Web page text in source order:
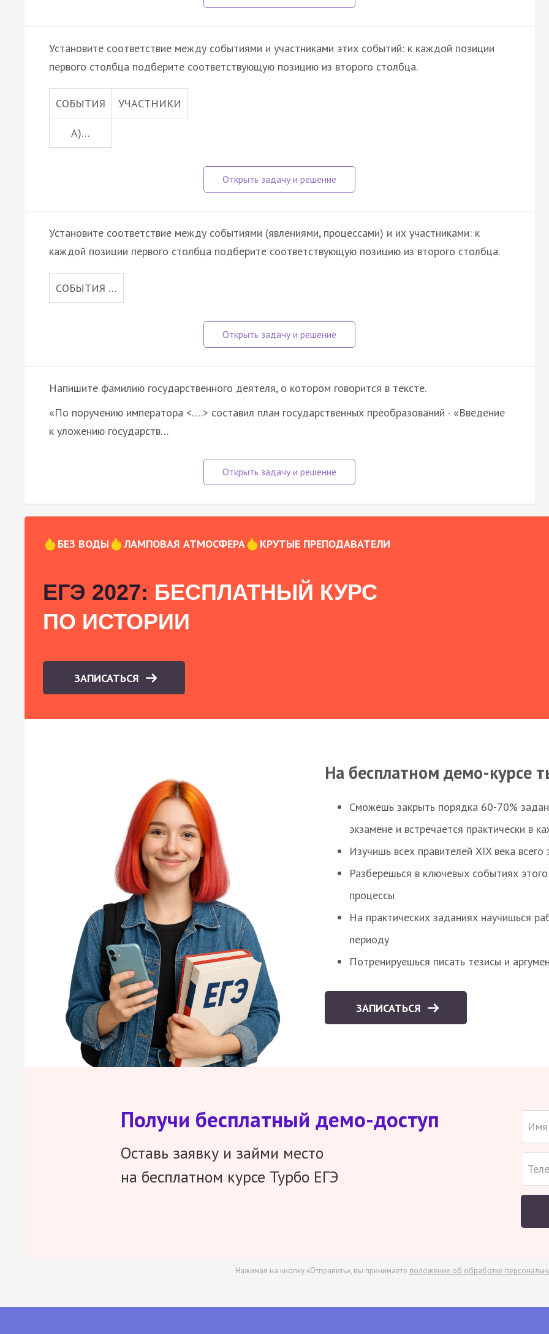
Установите соответствие между событиями и участниками этих событий: к каждой позиции
первого столбца подберите соответствующую позицию из второго столбца.
СОБЫТИЯ УЧАСТНИКИ
A)…
Установите соответствие между событиями (явлениями, процессами) и их участниками: к
каждой позиции первого столбца подберите соответствующую позицию из второго столбца.
СОБЫТИЯ …
Напишите фамилию государственного деятеля, о котором говорится в тексте.
«По поручению императора <….> составил план государственных преобразований - «Введение
к уложению государств…
БЕЗ ВОДЫ ЛАМПОВАЯ АТМОСФЕРА КРУТЫЕ ПРЕПОДАВАТЕЛИ
ЕГЭ 2027: БЕСПЛАТНЫЙ КУРС
ПО ИСТОРИИ
ЗАПИСАТЬСЯ
На бесплатном демо-курсе
Сможешь закрыть порядка 60-70%
экзамене и встречается практически в
Изучишь всех правителей XIX века всего
Разберешься в ключевых событиях
процессы
На практических заданиях научишься
периоду
Потренируешься писать тезисы и
ЗАПИСАТЬСЯ
Получи бесплатный демо-доступ
Оставь заявку и займи место
на бесплатном курсе Турбо ЕГЭ
Нажимая на кнопку «Отправить», вы принимаете положение об обработке